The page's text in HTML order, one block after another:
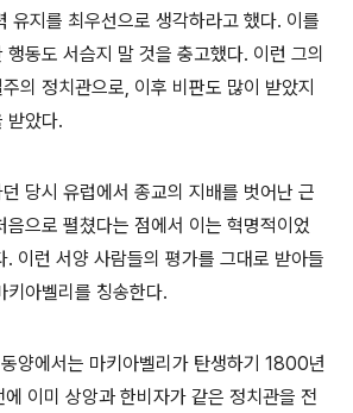
유지를 최우선으로 생각하라고 했다. 이를
동도 서슴지 말 것을 충고했다. 이런 그의
의 정치관으로, 이후 비판도 많이 받았지
받았다.
당시 유럽에서 종교의 지배를 벗어난 근
음으로 펼쳤다는 점에서 이는 혁명적이었
. 이런 서양 사람들의 평가를 그대로 받아들
키아벨리를 칭송한다.
양에서는 마키아벨리가 탄생하기 1800년
이미 상앙과 한비자가 같은 정치관을 전